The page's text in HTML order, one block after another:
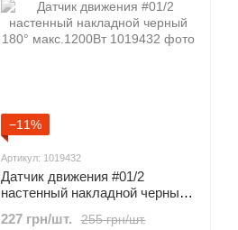
−11%
Артикул: 1019432
Датчик движения #01/2
настенный накладной черный
255 грн/шт.
227 грн/шт.